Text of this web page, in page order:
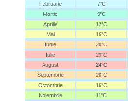
Februarie
7°C
Martie
9°C
Aprilie
12°C
Mai
16°C
Iunie
20°C
Iulie
23°C
August
24°C
Septembrie
20°C
Octombrie
16°C
Noiembrie
11°C